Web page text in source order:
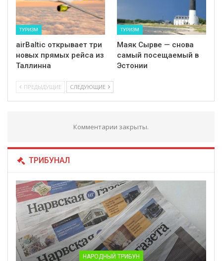
ТУРИЗМ
airBaltic открывает три
новых прямых рейса из
Таллинна
ТУРИЗМ
Маяк Сырве — снова
самый посещаемый в
Эстонии
ПРЕДЫДУЩИЕ СЛЕДУЮЩИЕ
Комментарии закрыты.
ТРИБУНАЛ
НАРОДНЫЙ ТРИБУН